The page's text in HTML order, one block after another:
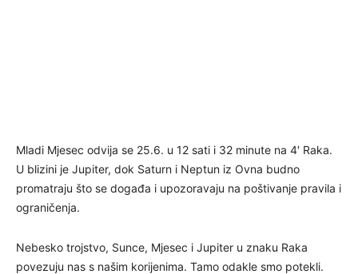
Mladi Mjesec odvija se 25.6. u 12 sati i 32 minute na 4′ Raka.
U blizini je Jupiter, dok Saturn i Neptun iz Ovna budno
promatraju što se događa i upozoravaju na poštivanje pravila i
ograničenja.
Nebesko trojstvo, Sunce, Mjesec i Jupiter u znaku Raka
povezuju nas s našim korijenima. Tamo odakle smo potekli.